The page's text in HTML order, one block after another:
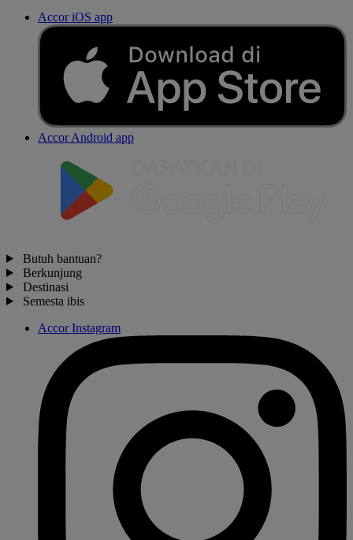
Accor iOS app
Accor Android app
Butuh bantuan?
Berkunjung
Destinasi
Semesta ibis
Accor Instagram